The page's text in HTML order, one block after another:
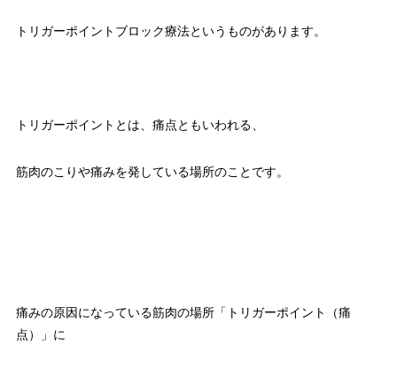
トリガーポイントブロック療法というものがあります。
トリガーポイントとは、痛点ともいわれる、
筋肉のこりや痛みを発している場所のことです。
痛みの原因になっている筋肉の場所「トリガーポイント（痛
点）」に